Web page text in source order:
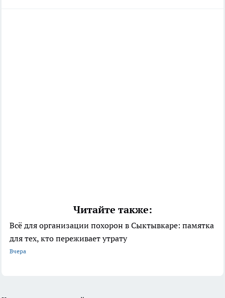
Читайте также:
Всё для организации похорон в Сыктывкаре: памятка
для тех, кто переживает утрату
Вчера